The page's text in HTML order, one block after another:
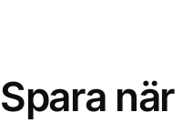
Spara